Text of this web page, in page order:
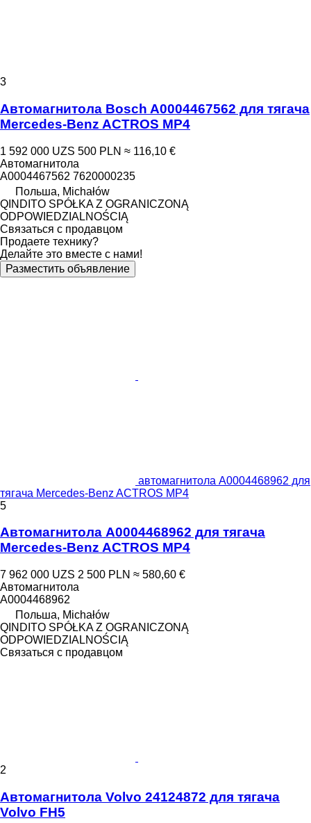
3
Автомагнитола Bosch A0004467562 для тягача
Mercedes-Benz ACTROS MP4
1 592 000 UZS 500 PLN ≈ 116,10 €
Автомагнитола
A0004467562 7620000235
Польша, Michałów
QINDITO SPÓŁKA Z OGRANICZONĄ
ODPOWIEDZIALNOŚCIĄ
Связаться с продавцом
Продаете технику?
Делайте это вместе с нами!
Разместить объявление
автомагнитола A0004468962 для
тягача Mercedes-Benz ACTROS MP4
5
Автомагнитола A0004468962 для тягача
Mercedes-Benz ACTROS MP4
7 962 000 UZS 2 500 PLN ≈ 580,60 €
Автомагнитола
A0004468962
Польша, Michałów
QINDITO SPÓŁKA Z OGRANICZONĄ
ODPOWIEDZIALNOŚCIĄ
Связаться с продавцом
2
Автомагнитола Volvo 24124872 для тягача
Volvo FH5